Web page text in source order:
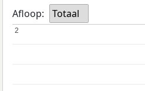
Afloop: Totaal
2
2